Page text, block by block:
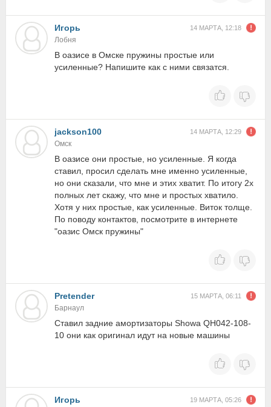
Игорь 14 МАРТА, 12:18
Лобня
В оазисе в Омске пружины простые или
усиленные? Напишите как с ними связатся.
jackson100 14 МАРТА, 12:29
Омск
В оазисе они простые, но усиленные. Я когда
ставил, просил сделать мне именно усиленные,
но они сказали, что мне и этих хватит. По итогу 2х
полных лет скажу, что мне и простых хватило.
Хотя у них простые, как усиленные. Виток толще.
По поводу контактов, посмотрите в интернете
"оазис Омск пружины"
Pretender 15 МАРТА, 06:11
Барнаул
Ставил задние амортизаторы Showa QH042-108-
10 они как оригинал идут на новые машины
Игорь 19 МАРТА, 05:26